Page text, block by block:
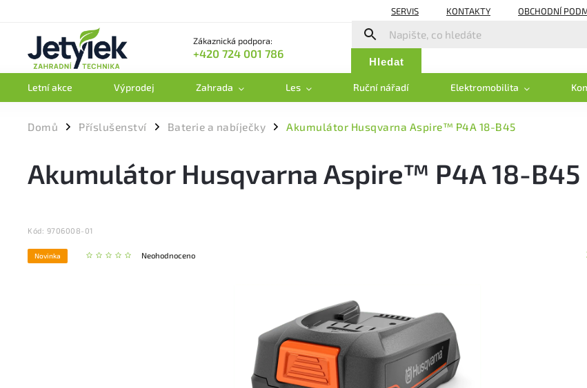
SERVIS KONTAKTY OBCHODNÍ
Zákaznická podpora:
+420 724 001 786
Hledat
Letní akce Výprodej Zahrada Les Ruční nářadí Elektromobilita
Domů / Příslušenství / Baterie a nabíječky / Akumulátor Husqvarna Aspire™ P4A 18-B45
Akumulátor Husqvarna Aspire™ P4A 18-B45
Kód: 9706008-01
Novinka Neohodnoceno